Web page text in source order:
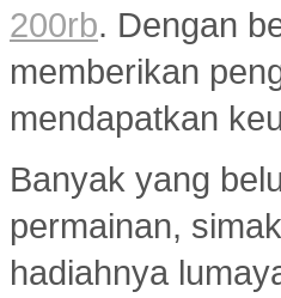
200rb. Dengan
memberikan
mendapatkan
Banyak yang
permainan,
hadiahnya